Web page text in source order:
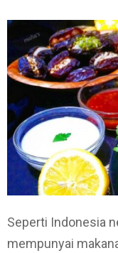
Seperti Indonesia
mempunyai